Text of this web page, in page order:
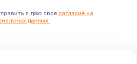
Заказать
я даю свое согласие на
данных.